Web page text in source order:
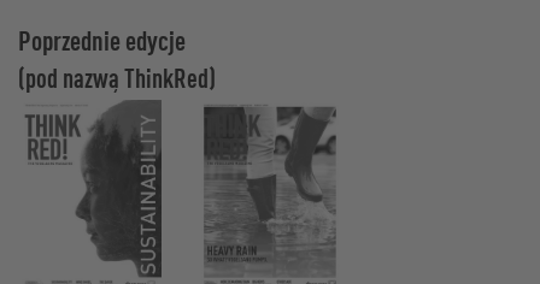
Poprzednie edycje
(pod nazwą ThinkRed)